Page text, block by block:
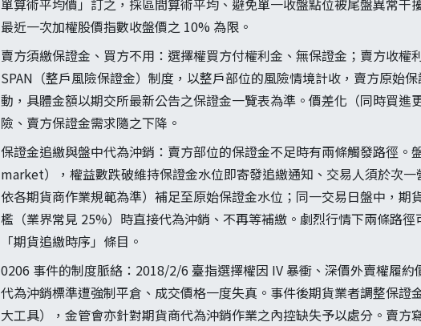
單算術平均價」訂之，採區間算術平均、避免單一收盤點位被尾盤異常干
最近一次加權股價指數收盤價之 10% 為限。
賣方須繳保證金、買方不用：選擇權買方付權利金、無保證金；賣方收權
SPAN（整戶風險保證金）制度，以整戶部位的風險情境計收，賣方原始
動，具體金額以期交所最新公告之保證金一覽表為準。價差化（同時買進
險、賣方保證金需求隨之下降。
保證金追繳與盤中代為沖銷：賣方部位的保證金不足時有兩條觸發路徑
market），權益數跌破維持保證金水位即寄發追繳通知、交易人須於次一
依各期貨商作業規範為準）補足至原始保證金水位；同一交易日盤中，期
檻（業界常見 25%）時直接代為沖銷、不再等補繳。劇烈行情下兩條路
「期貨追繳時序」條目。
0206 事件的制度脈絡：2018/2/6 臺指選擇權因 IV 暴衝、深價外賣權履
代為沖銷標準遭強制平倉、成交價格一度失真。事件後期貨業者調整保證
大工具），金管會亦針對期貨商代為沖銷作業之內控缺失予以處分。賣方